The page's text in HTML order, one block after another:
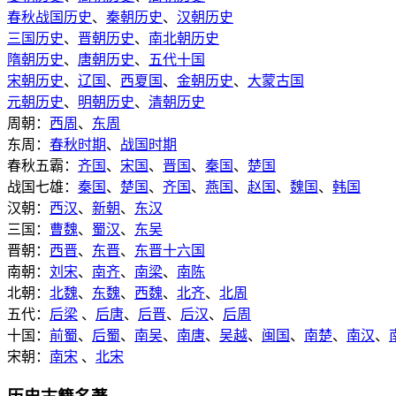
春秋战国历史、 秦朝历史、 汉朝历史
三国历史、 晋朝历史、 南北朝历史
隋朝历史、 唐朝历史、
五代十国
宋朝历史、 辽国 、 西夏国 、 金朝历史、 大蒙古国
元朝历史、 明朝历史、 清朝历史
周朝： 西周 、 东周
东周： 春秋时期、 战国时期
春秋五霸： 齐国 、 宋国 、 晋国 、 秦国 、 楚国
战国七雄： 秦国 、 楚国 、 齐国 、 燕国 、 赵国 、 魏国 、 韩国
汉朝： 西汉、 新朝、 东汉
三国： 曹魏、 蜀汉、 东吴
晋朝： 西晋、 东晋、 东晋十六国
南朝： 刘宋、 南齐、 南梁、 南陈
北朝： 北魏、 东魏、 西魏、 北齐、 北周
五代： 后梁 、 后唐、 后晋、 后汉、 后周
十国： 前蜀、 后蜀、 南吴、 南唐、 吴越、 闽国 、 南楚、 南汉、
宋朝： 南宋 、 北宋